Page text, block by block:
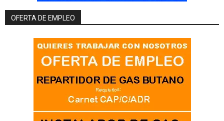
OFERTA DE EMPLEO